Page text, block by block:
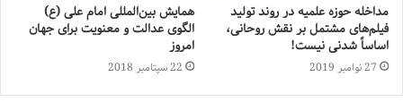
مداخله حوزه علمیه در روند تولید
فیلم‌های مشتمل بر نقش روحانی،
اساساً شدنی نیست!
27 نوامبر 2019
همایش بین‌المللی امام علی (ع)
الگوی عدالت و معنویت برای جهان
امروز
22 سپتامبر 2018